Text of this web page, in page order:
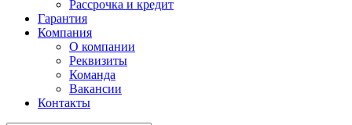
Рассрочка и кредит
Гарантия
Компания
О компании
Реквизиты
Команда
Вакансии
Контакты